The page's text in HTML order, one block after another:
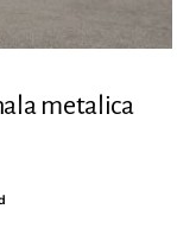
metalica